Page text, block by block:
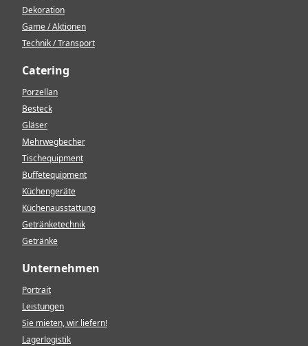
Dekoration
Game / Aktionen
Technik / Transport
Catering
Porzellan
Besteck
Gläser
Mehrwegbecher
Tischequipment
Buffetequipment
Küchengeräte
Küchenausstattung
Getränketechnik
Getränke
Unternehmen
Portrait
Leistungen
Sie mieten, wir liefern!
Lagerlogistik